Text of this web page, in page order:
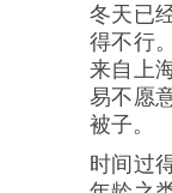
冬天已
得不行
来自上
易不愿
被子。
时间过